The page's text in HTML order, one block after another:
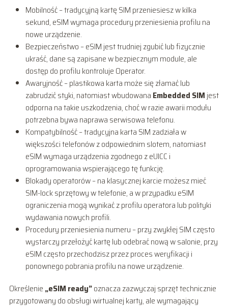
Mobilność – tradycyjną kartę SIM przeniesiesz w kilka
sekund, eSIM wymaga procedury przeniesienia profilu na
nowe urządzenie.
Bezpieczeństwo – eSIM jest trudniej zgubić lub fizycznie
ukraść, dane są zapisane w bezpiecznym module, ale
dostęp do profilu kontroluje Operator.
Awaryjność – plastikowa karta może się złamać lub
zabrudzić styki, natomiast wbudowana Embedded SIM jest
odporna na takie uszkodzenia, choć w razie awarii modułu
potrzebna bywa naprawa serwisowa telefonu.
Kompatybilność – tradycyjna karta SIM zadziała w
większości telefonów z odpowiednim slotem, natomiast
eSIM wymaga urządzenia zgodnego z eUICC i
oprogramowania wspierającego tę funkcję.
Blokady operatorów – na klasycznej karcie możesz mieć
SIM-lock sprzętowy w telefonie, a w przypadku eSIM
ograniczenia mogą wynikać z profilu operatora lub polityki
wydawania nowych profili.
Procedury przeniesienia numeru – przy zwykłej SIM często
wystarczy przełożyć kartę lub odebrać nową w salonie, przy
eSIM często przechodzisz przez proces weryfikacji i
ponownego pobrania profilu na nowe urządzenie.
Określenie „eSIM ready”oznacza zazwyczaj sprzęt technicznie
przygotowany do obsługi wirtualnej karty, ale wymagający